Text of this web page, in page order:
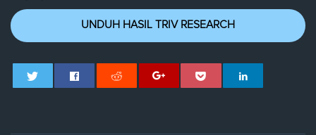
UNDUH HASIL TRIV RESEARCH